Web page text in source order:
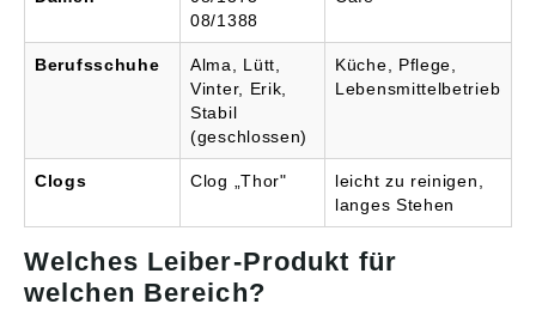
08/1388
Berufsschuhe
Alma, Lütt,
Vinter, Erik,
Stabil
(geschlossen)
Küche, Pflege,
Lebensmittelbetrieb
Clogs Clog „Thor"
leicht zu reinigen,
langes Stehen
Welches Leiber-Produkt für
welchen Bereich?